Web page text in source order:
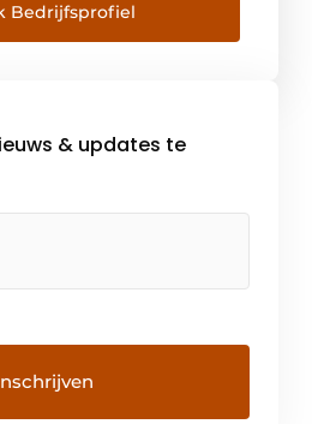
Bedrijfsprofiel
& updates te